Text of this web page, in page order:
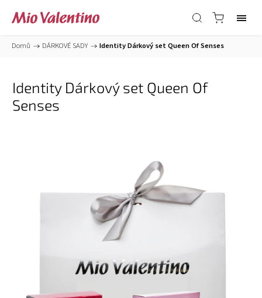
Domů / DÁRKOVÉ SADY / Identity Dárkový set Queen Of Senses
Identity Dárkový set Queen Of
Senses